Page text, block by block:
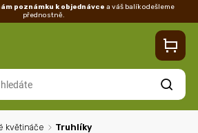
poznámku k objednávce a váš balík odešleme
přednostně.
Vrácení/reklamace
Hledat
květináče / Truhlíky